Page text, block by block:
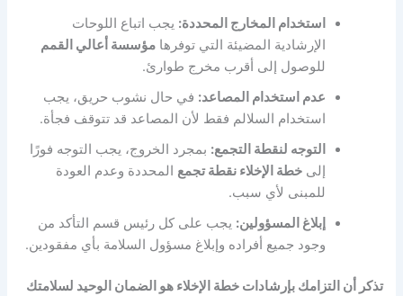
استخدام المخارج المحددة: يجب اتباع اللوحات
الإرشادية المضيئة التي توفرهامؤسسة أعالي القمم
للوصول إلى أقرب مخرج طوارئ.
عدم استخدام المصاعد: في حال نشوب حريق، يجب
استخدام السلالم فقط لأن المصاعد قد تتوقف فجأة.
التوجه لنقطة التجمع: بمجرد الخروج، يجب التوجه فورًا
إلىخطة الإخلاء نقطة تجمع المحددة وعدم العودة
للمبنى لأي سبب.
إبلاغ المسؤولين: يجب على كل رئيس قسم التأكد من
وجود جميع أفراده وإبلاغ مسؤول السلامة بأي مفقودين.
تذكر أن التزامك بإرشادات خطة الإخلاء هو الضمان الوحيد لسلامتك